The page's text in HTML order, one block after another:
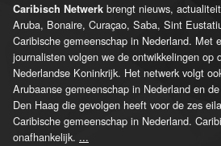
Caribisch Netwerk brengt nieuws,
Aruba, Bonaire, Curaçao, Saba, Sint
Caribische gemeenschap in Nederland. Met
journalisten volgen we de ontwikkelingen op
Nederlandse Koninkrijk. Het netwerk volgt
Arubaanse gemeenschap in Nederland en
Den Haag die gevolgen heeft voor de zes
Caribische gemeenschap in Nederland.
onafhankelijk. ...